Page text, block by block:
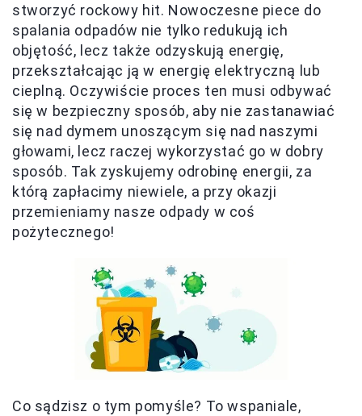
stworzyć rockowy hit. Nowoczesne piece do
spalania odpadów nie tylko redukują ich
objętość, lecz także odzyskują energię,
przekształcając ją w energię elektryczną lub
cieplną. Oczywiście proces ten musi odbywać
się w bezpieczny sposób, aby nie zastanawiać
się nad dymem unoszącym się nad naszymi
głowami, lecz raczej wykorzystać go w dobry
sposób. Tak zyskujemy odrobinę energii, za
którą zapłacimy niewiele, a przy okazji
przemieniamy nasze odpady w coś
pożytecznego!
Co sądzisz o tym pomyśle? To wspaniale,